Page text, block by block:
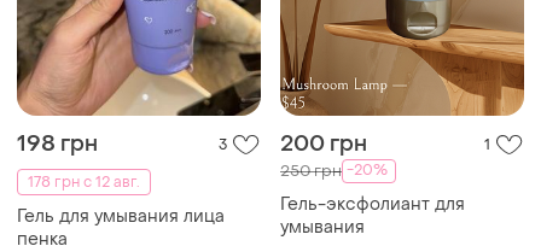
198 грн
3
178 грн с 12 авг.
Гель для умывания лица
пенка
200 грн 1
250 грн -20%
Гель-эксфолиант для
умывания